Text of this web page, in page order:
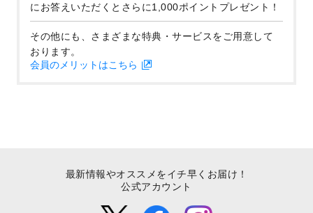
にお答えいただくとさらに1,000ポイントプレゼント！
その他にも、さまざまな特典・サービスをご用意して
おります。
会員のメリットはこちら
最新情報やオススメをイチ早くお届け！
公式アカウント